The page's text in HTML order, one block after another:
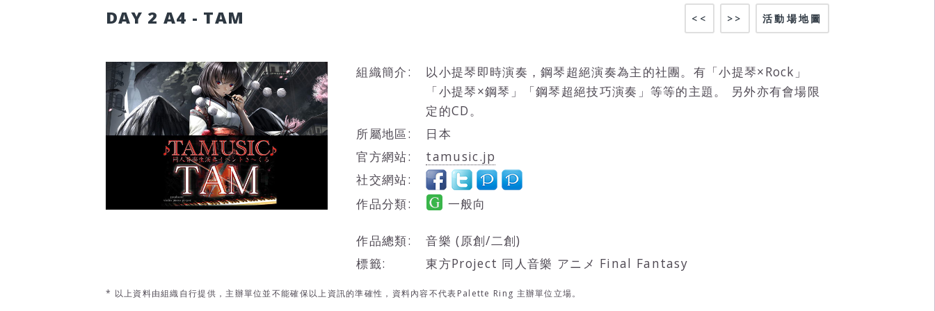
DAY 2 A4 - TAM 活動場地圖
>>
<<
組織簡介:
以小提琴即時演奏，鋼琴超絕演奏為主的社團。有「小提琴×Rock」
「小提琴×鋼琴」「鋼琴超絕技巧演奏」等等的主題。 另外亦有會場限
定的CD。
所屬地區:
日本
官方網站:
tamusic.jp
社交網站:
作品分類:
一般向
作品總類:
音樂 (原創/二創)
標籤:
東方Project 同人音樂 アニメ Final Fantasy
* 以上資料由組織自行提供，主辦單位並不能確保以上資訊的準確性，資料內容不代表Palette Ring 主辦單位立場。